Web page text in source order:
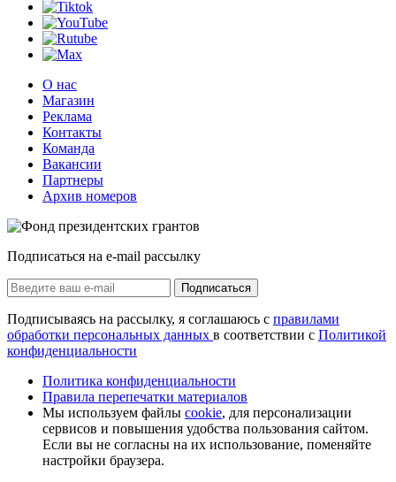
О нас
Магазин
Реклама
Контакты
Команда
Вакансии
Партнеры
Архив номеров
Подписаться на e-mail рассылку
Подписаться
Подписываясь на рассылку, я соглашаюсь с правилами
обработки персональных данных в соответствии с Политикой
конфиденциальности
Политика конфиденциальности
Правила перепечатки материалов
Мы используем файлы cookie, для персонализации
сервисов и повышения удобства пользования сайтом.
Если вы не согласны на их использование, поменяйте
настройки браузера.